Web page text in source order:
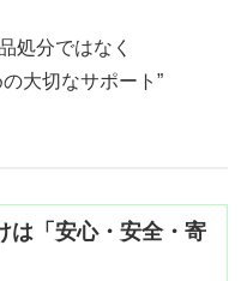
処分ではなく
大切なサポート”
は「安心・安全・寄